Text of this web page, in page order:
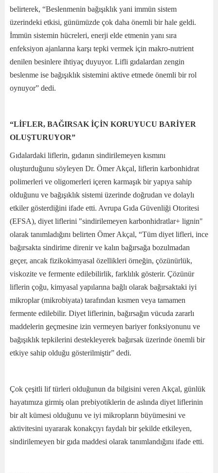
belirterek, “Beslenmenin bağışıklık yani immün sistem
üzerindeki etkisi, günümüzde çok daha önemli bir hale geldi.
İmmün sistemin hücreleri, enerji elde etmenin yanı sıra
enfeksiyon ajanlarına karşı tepki vermek için makro-nutrient
denilen besinlere ihtiyaç duyuyor. Lifli gıdalardan zengin
beslenme ise bağışıklık sistemini aktive etmede önemli bir rol
oynuyor” dedi.
“LİFLER, BAĞIRSAK İÇİN KORUYUCU BARİYER
OLUŞTURUYOR”
Gıdalardaki liflerin, gıdanın sindirilemeyen kısmını
oluşturduğunu söyleyen Dr. Ömer Akçal, liflerin karbonhidrat
polimerleri ve oligomerleri içeren karmaşık bir yapıya sahip
olduğunu ve bağışıklık sistemi üzerinde doğrudan ve dolaylı
etkiler gösterdiğini ifade etti. Avrupa Gıda Güvenliği Otoritesi
(EFSA), diyet liflerini "sindirilemeyen karbonhidratlar+ lignin"
olarak tanımladığını belirten Ömer Akçal, “Tüm diyet lifleri, ince
bağırsakta sindirime direnir ve kalın bağırsağa bozulmadan
geçer, ancak fizikokimyasal özellikleri örneğin, çözünürlük,
viskozite ve fermente edilebilirlik, farklılık gösterir. Çözünür
liflerin çoğu, kimyasal yapılarına bağlı olarak bağırsaktaki iyi
mikroplar (mikrobiyata) tarafından kısmen veya tamamen
fermente edilebilir. Diyet liflerinin, bağırsağın vücuda zararlı
maddelerin geçmesine izin vermeyen bariyer fonksiyonunu ve
bağışıklık tepkilerini destekleyerek bağırsak üzerinde önemli bir
etkiye sahip olduğu gösterilmiştir” dedi.
Çok çeşitli lif türleri olduğunun da bilgisini veren Akçal, günlük
hayatımıza girmiş olan prebiyotiklerin de aslında diyet liflerinin
bir alt kümesi olduğunu ve iyi mikropların büyümesini ve
aktivitesini uyararak konakçıyı faydalı bir şekilde etkileyen,
sindirilemeyen bir gıda maddesi olarak tanımlandığını ifade etti.